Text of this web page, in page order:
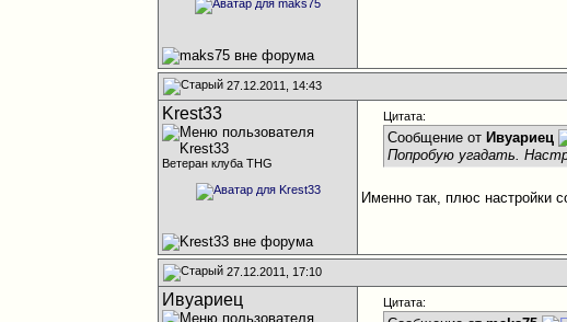
27.12.2011, 14:43
Krest33
Ветеран клуба THG
Цитата:
Сообщение от Ивуариец
Попробую угадать.
Именно так, плюс настройки
27.12.2011, 17:10
Ивуариец Цитата: